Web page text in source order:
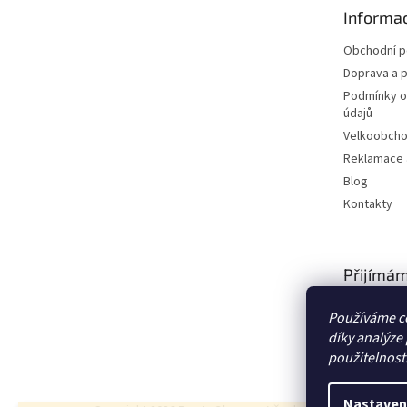
Používáme
díky
Obchodní
Doprava a
Podmínky
údajů
Blog
Kontakty
platby